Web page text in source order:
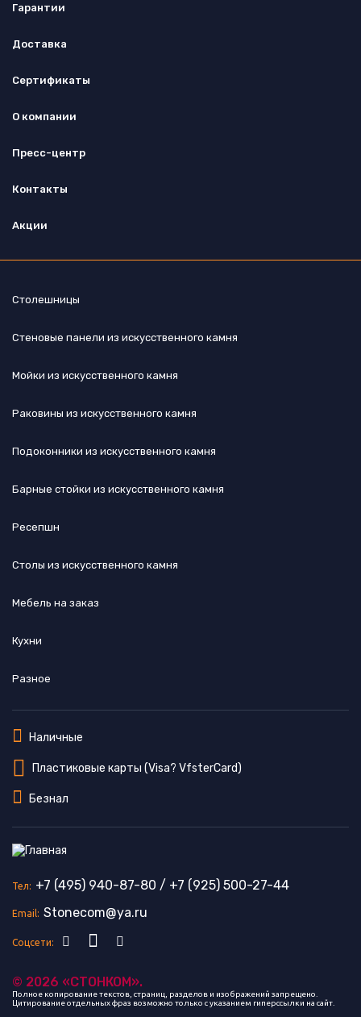
Гарантии
Доставка
Сертификаты
О компании
Пресс-центр
Контакты
Акции
Столешницы
Стеновые панели из искусственного камня
Мойки из искусственного камня
Раковины из искусственного камня
Подоконники из искусственного камня
Барные стойки из искусственного камня
Ресепшн
Cтолы из искусственного камня
Мебель на заказ
Кухни
Разное
Наличные
Пластиковые карты (Visa? VfsterCard)
Безнал
Тел: +7 (495) 940-87-80 / +7 (925) 500-27-44
Email: Stonecom@ya.ru
Соцсети:
© 2026 «СТОНКОМ».
Полное копирование текстов, страниц, разделов и изображений запрещено.
Цитирование отдельных фраз возможно только с указанием гиперссылки на сайт.